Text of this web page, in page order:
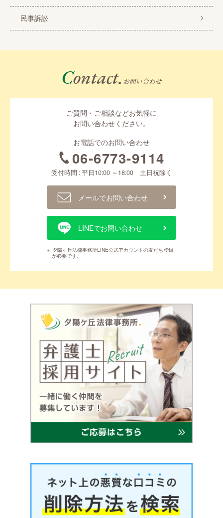
民事訴訟
Contact. お問い合わせ
ご質問・ご相談などお気軽に
お問い合わせください。
お電話でのお問い合わせ
06-6773-9114
受付時間 : 平日10:00 ～18:00 土日祝除く
メールでお問い合わせ
LINEでお問い合わせ
※ 夕陽ヶ丘法律事務所LINE公式アカウントの友だち登録
が必要です。